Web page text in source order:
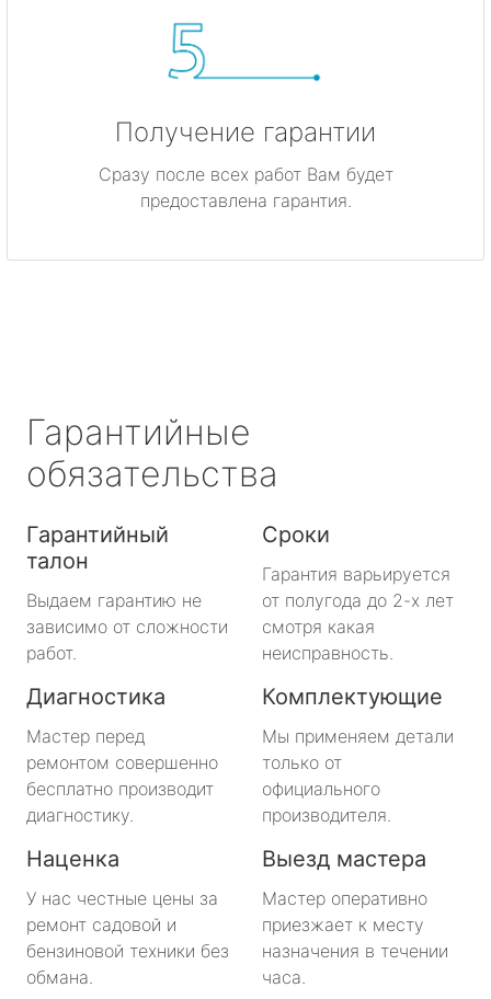
Получение гарантии
Сразу после всех работ Вам будет
предоставлена гарантия.
Гарантийные
обязательства
Гарантийный
талон
Выдаем гарантию не
зависимо от сложности
работ.
Сроки
Гарантия варьируется
от полугода до 2-х лет
смотря какая
неисправность.
Диагностика
Мастер перед
ремонтом совершенно
бесплатно производит
диагностику.
Комплектующие
Мы применяем детали
только от
официального
производителя.
Наценка
У нас честные цены за
ремонт садовой и
бензиновой техники без
обмана.
Выезд мастера
Мастер оперативно
приезжает к месту
назначения в течении
часа.